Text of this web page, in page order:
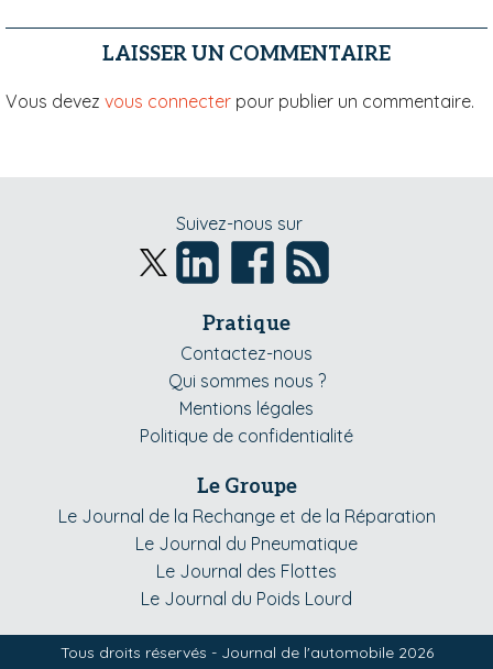
LAISSER UN COMMENTAIRE
Vous devez vous connecter pour publier un commentaire.
Suivez-nous sur
Pratique
Contactez-nous
Qui sommes nous ?
Mentions légales
Politique de confidentialité
Le Groupe
Le Journal de la Rechange et de la Réparation
Le Journal du Pneumatique
Le Journal des Flottes
Le Journal du Poids Lourd
Tous droits réservés - Journal de l'automobile 2026